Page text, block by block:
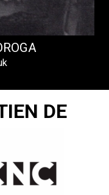
DE